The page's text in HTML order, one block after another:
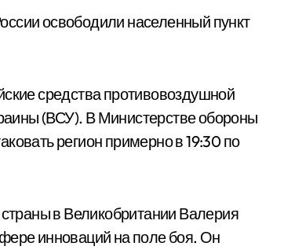
освободили населенный пункт
средства противовоздушной
(ВСУ). В Министерстве обороны
регион примерно в 19:30 по
в Великобритании Валерия
инноваций на поле боя. Он